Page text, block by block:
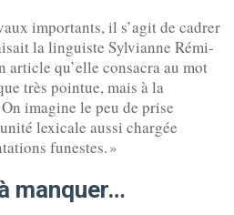
importants, il s’agit de cadrer
la linguiste Sylvianne Rémi-
article qu’elle consacra au mot
très pointue, mais à la
imagine le peu de prise
lexicale aussi chargée
funestes. »
manquer…